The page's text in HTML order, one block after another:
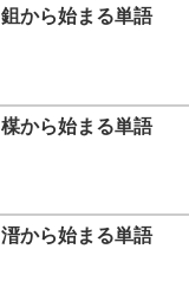
鉏から始まる単語
楳から始まる単語
溍から始まる単語